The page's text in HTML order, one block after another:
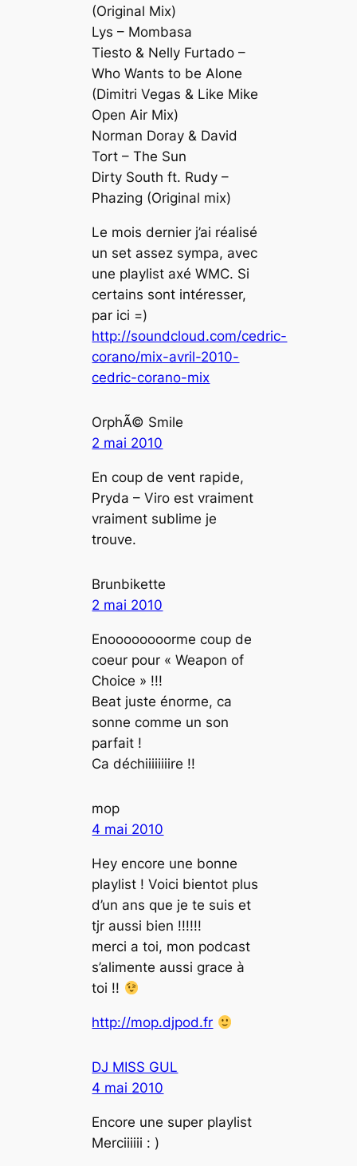
(Original Mix)
Lys – Mombasa
Tiesto & Nelly Furtado –
Who Wants to be Alone
(Dimitri Vegas & Like Mike
Open Air Mix)
Norman Doray & David
Tort – The Sun
Dirty South ft. Rudy –
Phazing (Original mix)
Le mois dernier j’ai réalisé
un set assez sympa, avec
une playlist axé WMC. Si
certains sont intéresser,
par ici =)
http://soundcloud.com/cedric-
corano/mix-avril-2010-
cedric-corano-mix
OrphÃ© Smile
2 mai 2010
En coup de vent rapide,
Pryda – Viro est vraiment
vraiment sublime je
trouve.
Brunbikette
2 mai 2010
Enoooooooorme coup de
coeur pour « Weapon of
Choice » !!!
Beat juste énorme, ca
sonne comme un son
parfait !
Ca déchiiiiiiiire !!
mop
4 mai 2010
Hey encore une bonne
playlist ! Voici bientot plus
d’un ans que je te suis et
tjr aussi bien !!!!!!
merci a toi, mon podcast
s’alimente aussi grace à
toi !!
http://mop.djpod.fr
DJ MISS GUL
4 mai 2010
Encore une super playlist
Merciiiiii : )